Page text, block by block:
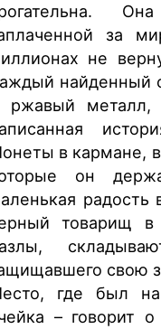
за
не
найденный
ржавый металл,
в кармане,
он
радость
товарищ
свою
где был
– говорит